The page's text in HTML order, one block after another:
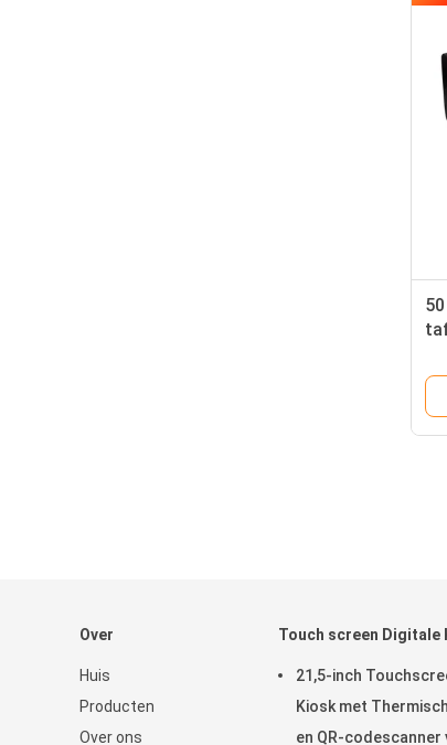
Over
Huis
Producten
Over ons
Touch screen Digitale
21,5-inch
Kiosk met
en QR-codescanner